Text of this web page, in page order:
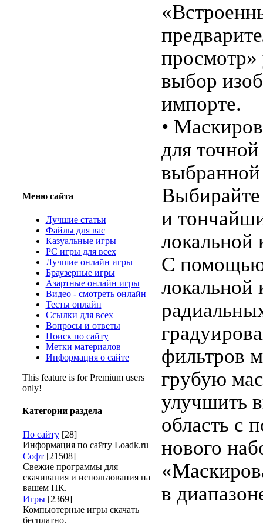
Меню сайта
Лучшие статьи
Файлы для вас
Казуальные игры
PC игры для всех
Лучшие онлайн игры
Браузерные игры
Азартные онлайн игры
Видео - смотреть онлайн
Тесты онлайн
Ссылки для всех
Вопросы и ответы
Поиск по сайту
Метки материалов
Информация о сайте
This feature is for Premium users
only!
Категории раздела
По сайту [28]
Информация по сайту Loadk.ru
Софт [21508]
Свежие программы для
скачивания и использования на
вашем ПК.
Игры [2369]
Компьютерные игры скачать
бесплатно.
просмотр»
выбор
импорте.
•
для
выбранной
Выбирайте
и
локальной
С
локальной
фильтров
грубую
улучшить
область с
нового
в